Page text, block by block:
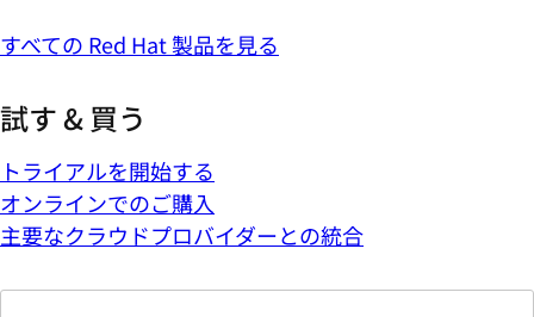
すべての Red Hat 製品を見る
試す & 買う
トライアルを開始する
オンラインでのご購入
主要なクラウドプロバイダーとの統合